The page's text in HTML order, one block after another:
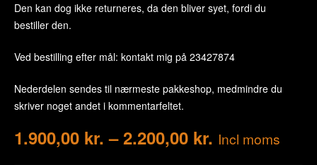
Den kan dog ikke returneres, da den bliver syet, fordi du
bestiller den.
Ved bestilling efter mål: kontakt mig på 23427874
Nederdelen sendes til nærmeste pakkeshop, medmindre du
skriver noget andet i kommentarfeltet.
1.900,00 kr. – 2.200,00 kr. Incl moms